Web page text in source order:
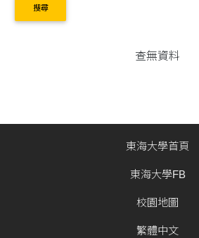
搜尋
查無資料
東海大學首頁
東海大學FB
校園地圖
繁體中文